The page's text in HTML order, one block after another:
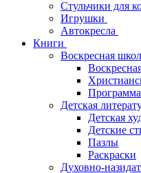
Стульчики для
Игрушки
Автокресла
Книги
Воскресная
Детская
Детская
Детские
Пазлы
Раскраски
Духовно-